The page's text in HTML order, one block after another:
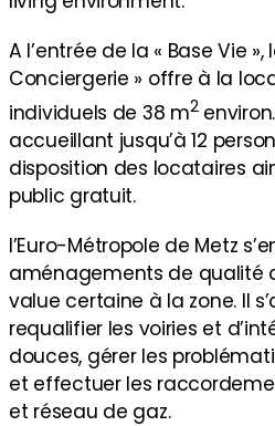
A l’entrée de la « Base Vie
Conciergerie » offre à la
individuels de 38 m2
accueillant jusqu’à 12
disposition des locataires
public gratuit.
l’Euro-Métropole de Metz
aménagements de qualité
value certaine à la zone. Il
requalifier les voiries et
douces, gérer les
et effectuer les
et réseau de gaz.